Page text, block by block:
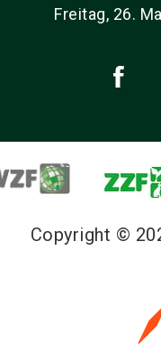
Freitag, 26.
Copyright ©